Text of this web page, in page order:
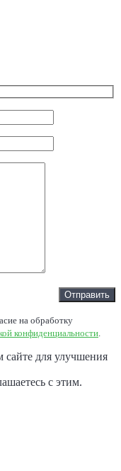
на обработку
конфиденциальности.
для улучшения
с этим.